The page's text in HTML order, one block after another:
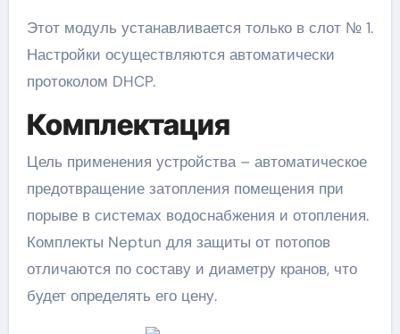
Этот модуль устанавливается только в слот № 1.
Настройки осуществляются автоматически
протоколом DHCP.
Комплектация
Цель применения устройства – автоматическое
предотвращение затопления помещения при
порыве в системах водоснабжения и отопления.
Комплекты Neptun для защиты от потопов
отличаются по составу и диаметру кранов, что
будет определять его цену.